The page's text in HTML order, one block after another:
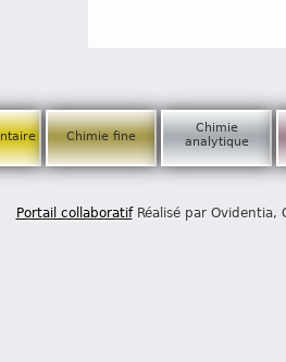
Chimie fine
Chimie
analytique
Portail collaboratifRéalisé par Ovidentia,